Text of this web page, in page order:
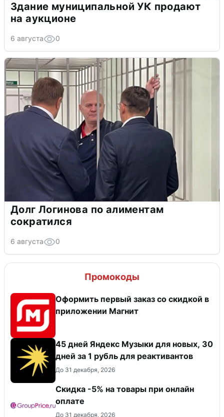
Здание муниципальной УК продают
на аукционе
6 августа 0
Долг Логинова по алиментам
сократился
6 августа 0
Промокоды
Оформить первый заказ со скидкой в
приложении Магнит
45 дней Яндекс Музыки для новых, 30
дней за 1 рубль для реактивантов
До 31 декабря, 2026
​Скидка -5% на товары при онлайн
оплате
До 31 декабря, 2026